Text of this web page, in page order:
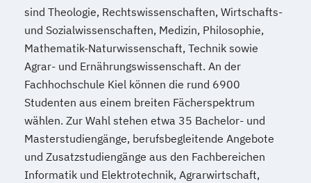
sind Theologie, Rechtswissenschaften, Wirtschafts-
und Sozialwissenschaften, Medizin, Philosophie,
Mathematik-Naturwissenschaft, Technik sowie
Agrar- und Ernährungswissenschaft. An der
Fachhochschule Kiel können die rund 6900
Studenten aus einem breiten Fächerspektrum
wählen. Zur Wahl stehen etwa 35 Bachelor- und
Masterstudiengänge, berufsbegleitende Angebote
und Zusatzstudiengänge aus den Fachbereichen
Informatik und Elektrotechnik, Agrarwirtschaft,